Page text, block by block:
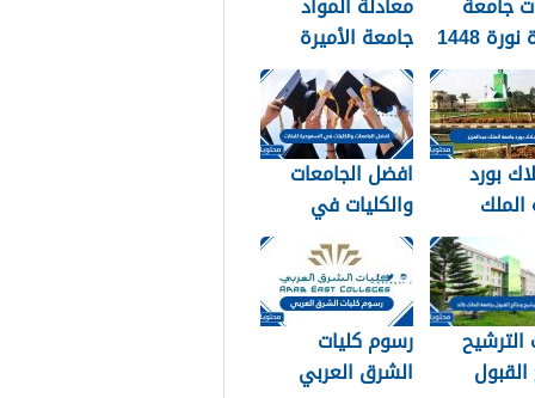
1448
جامعة الأميرة
نورة 1448
بورد
الجديد
1448 blackboard
افضل الجامعات
والكليات في
السعودية للبنات
1448
القبول
رسوم كليات
الشرق العربي